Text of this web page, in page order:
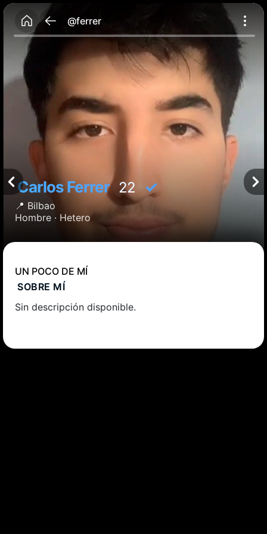
@ferrer
Carlos Ferrer 22 ✓
📍 Bilbao
Hombre · Hetero
UN POCO DE MÍ
SOBRE MÍ
Sin descripción disponible.